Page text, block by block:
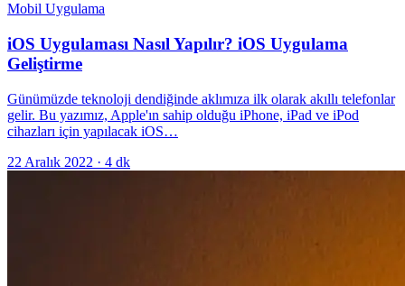
Mobil Uygulama
iOS Uygulaması Nasıl Yapılır? iOS Uygulama
Geliştirme
Günümüzde teknoloji dendiğinde aklımıza ilk olarak akıllı telefonlar
gelir. Bu yazımız, Apple'ın sahip olduğu iPhone, iPad ve iPod
cihazları için yapılacak iOS…
22 Aralık 2022 · 4 dk